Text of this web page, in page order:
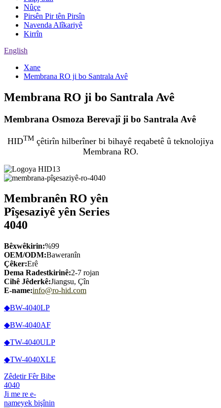
Nûçe
Pirsên Pir tên Pirsîn
Navenda Alîkariyê
Kirrîn
English
Xane
Membrana RO ji bo Santrala Avê
Membrana RO ji bo Santrala Avê
Membrana Osmoza Berevajî ji bo Santrala Avê
HIDTM çêtirîn hilberîner bi bihayê reqabetê û teknolojiya
Membrana RO.
Membranên RO yên
Pîşesaziyê yên Series
4040
Bêxwêkirin:%99
OEM/ODM:Baweranîn
Çêker:Erê
Dema Radestkirinê:2-7 rojan
Cihê Jêderkê:Jiangsu, Çîn
E-name:info@ro-hid.com
◆BW-4040LP
◆BW-4040AF
◆TW-4040ULP
◆TW-4040XLE
Zêdetir Fêr Bibe
4040
Ji me re e-
nameyek bişînin